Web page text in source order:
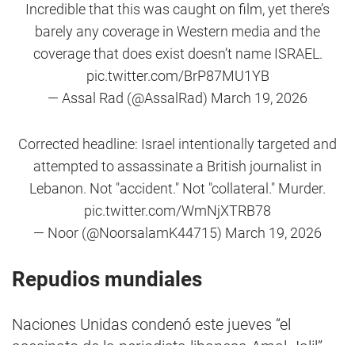
Incredible that this was caught on film, yet there’s
barely any coverage in Western media and the
coverage that does exist doesn’t name ISRAEL.
pic.twitter.com/BrP87MU1YB
— Assal Rad (@AssalRad) March 19, 2026
Corrected headline: Israel intentionally targeted and
attempted to assassinate a British journalist in
Lebanon. Not "accident." Not "collateral." Murder.
pic.twitter.com/WmNjXTRB78
— Noor (@NoorsalamK44715) March 19, 2026
Repudios mundiales
Naciones Unidas condenó este jueves “el